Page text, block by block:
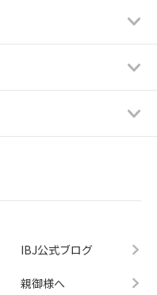
IBJ公式ブログ
親御様へ